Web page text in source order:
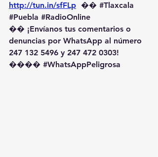
http://tun.in/sfFLp �� #Tlaxcala
#Puebla #RadioOnline
�� ¡Envíanos tus comentarios o
denuncias por WhatsApp al número
247 132 5496 y 247 472 0303!
��️�� #WhatsAppPeligrosa